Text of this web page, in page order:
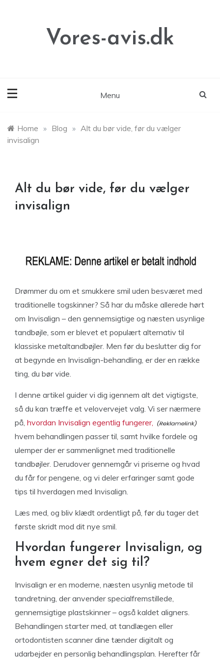
Vores-avis.dk
Menu
Home » Blog » Alt du bør vide, før du vælger
invisalign
Alt du bør vide, før du vælger
invisalign
Drømmer du om et smukkere smil uden besværet med
traditionelle togskinner? Så har du måske allerede hørt
om Invisalign – den gennemsigtige og næsten usynlige
tandbøjle, som er blevet et populært alternativ til
klassiske metaltandbøjler. Men før du beslutter dig for
at begynde en Invisalign-behandling, er der en række
ting, du bør vide.
I denne artikel guider vi dig igennem alt det vigtigste,
så du kan træffe et velovervejet valg. Vi ser nærmere
på, hvordan Invisalign egentlig fungerer,
hvem behandlingen passer til, samt hvilke fordele og
ulemper der er sammenlignet med traditionelle
tandbøjler. Derudover gennemgår vi priserne og hvad
du får for pengene, og vi deler erfaringer samt gode
tips til hverdagen med Invisalign.
Læs med, og bliv klædt ordentligt på, før du tager det
første skridt mod dit nye smil.
Hvordan fungerer Invisalign, og
hvem egner det sig til?
Invisalign er en moderne, næsten usynlig metode til
tandretning, der anvender specialfremstillede,
gennemsigtige plastskinner – også kaldet aligners.
Behandlingen starter med, at tandlægen eller
ortodontisten scanner dine tænder digitalt og
udarbejder en personlig behandlingsplan. Herefter får